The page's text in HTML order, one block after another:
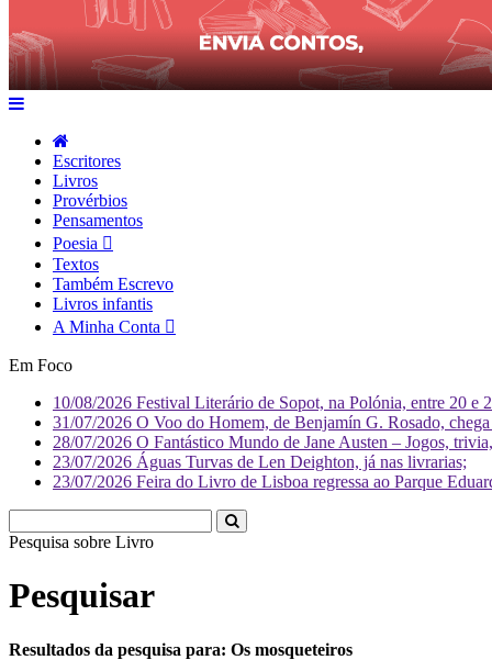
Escritores
Livros
Provérbios
Pensamentos
Poesia
Textos
Também Escrevo
Livros infantis
A Minha Conta
Em Foco
10/08/2026 Festival Literário de Sopot, na Polónia, entre 20 e
31/07/2026 O Voo do Homem, de Benjamín G. Rosado,
28/07/2026 O Fantástico Mundo de Jane Austen – Jogos,
23/07/2026 Águas Turvas de Len Deighton, já nas livrarias;
23/07/2026 Feira do Livro de Lisboa regressa ao Parque
Pesquisa sobre Livr
Pesquisar
Resultados da pesquisa para: Os mosqueteiros